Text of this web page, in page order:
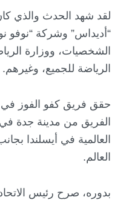
لقد شهد الحدث والذي
“أديداس” وشركة “نوفو
الشخصيات، ووزارة
الرياضة للجميع، وغيرهم.
حقق فريق كفو الفوز
الفريق من مدينة جدة
العالمية في أيسلندا
العالم.
بدوره، صرح رئيس